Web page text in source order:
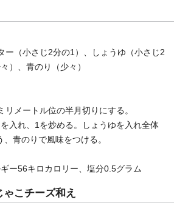
ー（小さじ2分の1）、しょうゆ（小さじ2
）、青のり（少々）
メートル位の半月切りにする。
入れ、1を炒める。しょうゆを入れ全体
青のりで風味をつける。
ー56キロカロリー、塩分0.5グラム
こチーズ和え